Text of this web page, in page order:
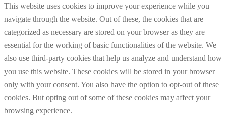
This website uses cookies to improve your experience while you
navigate through the website. Out of these, the cookies that are
categorized as necessary are stored on your browser as they are
essential for the working of basic functionalities of the website. We
also use third-party cookies that help us analyze and understand how
you use this website. These cookies will be stored in your browser
only with your consent. You also have the option to opt-out of these
cookies. But opting out of some of these cookies may affect your
browsing experience.